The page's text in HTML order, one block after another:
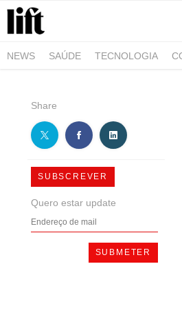
NEWS SAÚDE TECNOLOGIA
Share
SUBSCREVER
Quero estar update